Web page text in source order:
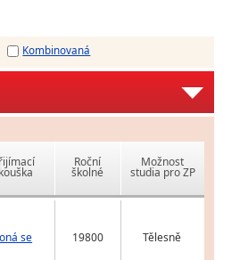
Kombinovaná
Roční
školné
Možnost
studia pro ZP
se 19800 Tělesně